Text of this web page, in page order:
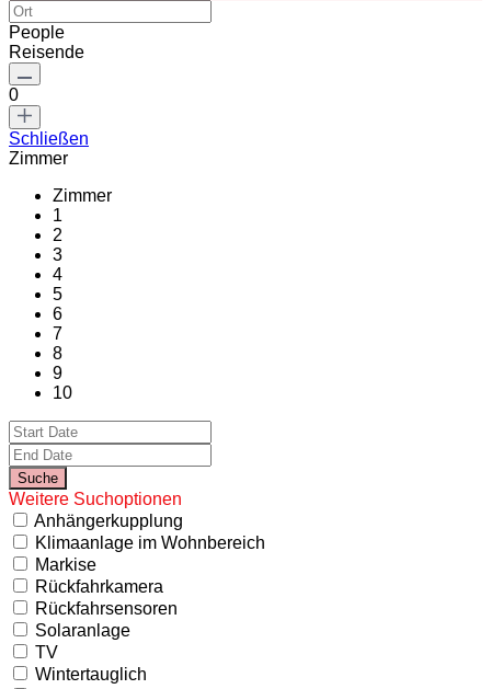
People
Reisende
0
Schließen
Zimmer
Zimmer
1
2
3
4
5
6
7
8
9
10
Weitere Suchoptionen
Anhängerkupplung
Klimaanlage im Wohnbereich
Markise
Rückfahrkamera
Rückfahrsensoren
Solaranlage
TV
Wintertauglich